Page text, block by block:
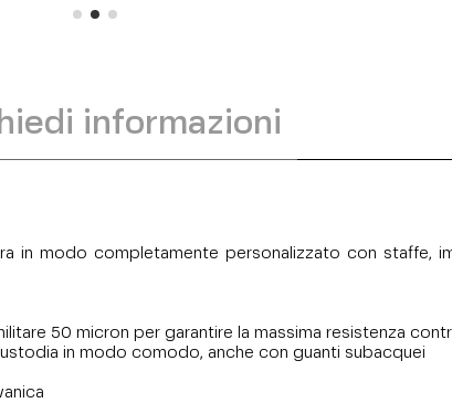
informazioni
in modo completamente personalizzato con staffe,
50 micron per garantire la massima resistenza
in modo comodo, anche con guanti subacquei